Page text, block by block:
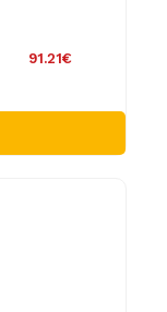
91.21€